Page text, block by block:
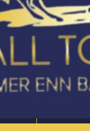
Våre tilbud